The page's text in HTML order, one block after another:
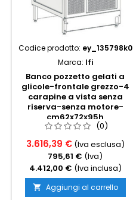
Codice prodotto: ey_135798k0
Marca: Ifi
Banco pozzetto gelati a
glicole-frontale grezzo-4
carapine a vista senza
riserva-senza motore-
cm62x72x95h
(0)
3.616,39 € (Iva esclusa)
795,61 € (Iva)
4.412,00 € (Iva inclusa)
 Aggiungi al carrello